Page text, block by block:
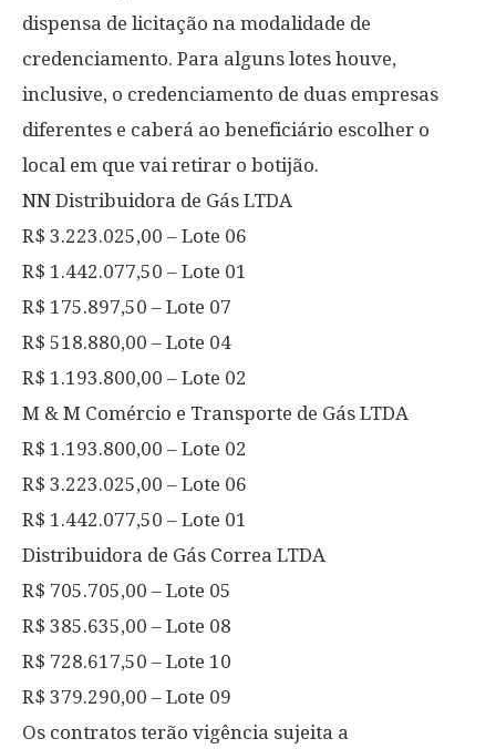
dispensa de licitação na modalidade de
credenciamento. Para alguns lotes houve,
inclusive, o credenciamento de duas empresas
diferentes e caberá ao beneficiário escolher o
local em que vai retirar o botijão.
NN Distribuidora de Gás LTDA
R$ 3.223.025,00 – Lote 06
R$ 1.442.077,50 – Lote 01
R$ 175.897,50 – Lote 07
R$ 518.880,00 – Lote 04
R$ 1.193.800,00 – Lote 02
M & M Comércio e Transporte de Gás LTDA
R$ 1.193.800,00 – Lote 02
R$ 3.223.025,00 – Lote 06
R$ 1.442.077,50 – Lote 01
Distribuidora de Gás Correa LTDA
R$ 705.705,00 – Lote 05
R$ 385.635,00 – Lote 08
R$ 728.617,50 – Lote 10
R$ 379.290,00 – Lote 09
Os contratos terão vigência sujeita a